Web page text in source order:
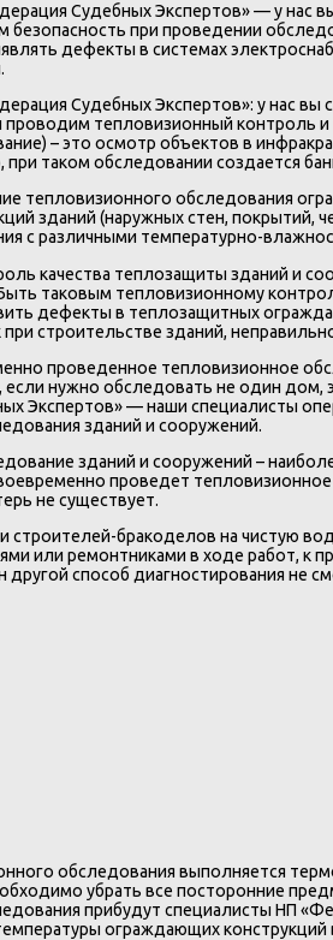
Судебных Экспертов» — у нас
безопасность при проведении
дефекты в системах
Судебных Экспертов»: у нас
тепловизионный контроль и
– это осмотр объектов в
при таком обследовании создается
тепловизионного обследования
зданий (наружных стен, покрытий,
с различными температурно-
качества теплозащиты зданий и
таковым тепловизионному
дефекты в теплозащитных
строительстве зданий,
проведенное тепловизионное
нужно обследовать не один дом,
Экспертов» — наши специалисты
зданий и сооружений.
зданий и сооружений –
проведет
не существует.
строителей-бракоделов на чистую
или ремонтниками в ходе работ, к
другой способ диагностирования не
обследования выполняется
убрать все посторонние
прибудут специалисты НП
ограждающих конструкций